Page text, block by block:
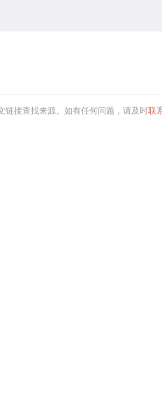
链接查找来源。如有任何问题，请及时联